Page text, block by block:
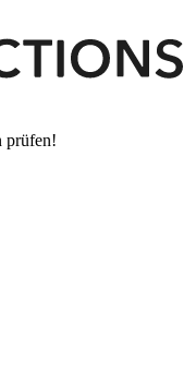
prüfen!